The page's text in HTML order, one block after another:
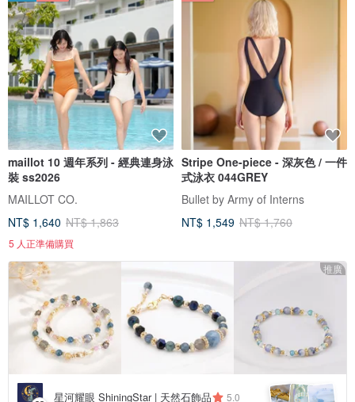
maillot 10 週年系列 - 經典連身泳
裝 ss2026
MAILLOT CO.
NT$ 1,640 NT$ 1,863
5 人正準備購買
Stripe One-piece - 深灰色 / 一件
式泳衣 044GREY
Bullet by Army of Interns
NT$ 1,549 NT$ 1,760
推廣
星河耀眼 ShiningStar | 天然石飾品 5.0